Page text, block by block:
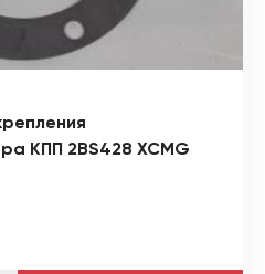
КПП 2BS428 XCMG